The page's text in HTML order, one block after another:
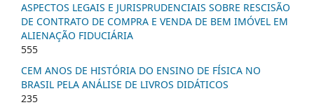
ASPECTOS LEGAIS E JURISPRUDENCIAIS SOBRE RESCISÃO
DE CONTRATO DE COMPRA E VENDA DE BEM IMÓVEL EM
ALIENAÇÃO FIDUCIÁRIA
555
CEM ANOS DE HISTÓRIA DO ENSINO DE FÍSICA NO
BRASIL PELA ANÁLISE DE LIVROS DIDÁTICOS
235